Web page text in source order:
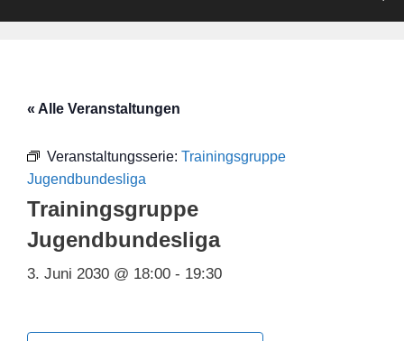
« Alle Veranstaltungen
Veranstaltungsserie: Trainingsgruppe
Jugendbundesliga
Trainingsgruppe
Jugendbundesliga
3. Juni 2030 @ 18:00 - 19:30